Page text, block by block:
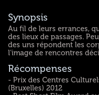
Synopsis
Au fil de leurs errances,
des lieux de passages.
des uns répondent les
l’image de rencontres
Récompenses
- Prix des Centres
(Bruxelles) 2012